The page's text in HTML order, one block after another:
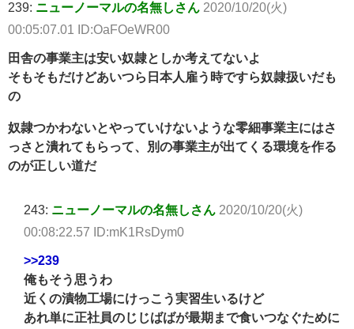
239: ニューノーマルの名無しさん 2020/10/20(火)
00:05:07.01 ID:OaFOeWR00
田舎の事業主は安い奴隷としか考えてないよ
そもそもだけどあいつら日本人雇う時ですら奴隷扱いだも
の
奴隷つかわないとやっていけないような零細事業主にはさ
っさと潰れてもらって、別の事業主が出てくる環境を作る
のが正しい道だ
243: ニューノーマルの名無しさん 2020/10/20(火)
00:08:22.57 ID:mK1RsDym0
>>239
俺もそう思うわ
近くの漬物工場にけっこう実習生いるけど
あれ単に正社員のじじばばが最期まで食いつなぐために